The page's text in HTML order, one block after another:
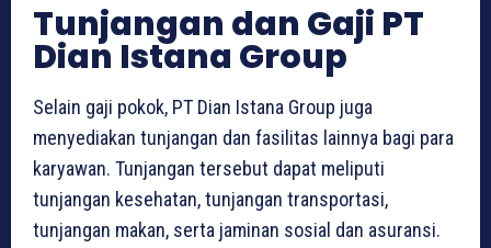
Tunjangan dan Gaji PT
Dian Istana Group
Selain gaji pokok, PT Dian Istana Group juga
menyediakan tunjangan dan fasilitas lainnya bagi para
karyawan. Tunjangan tersebut dapat meliputi
tunjangan kesehatan, tunjangan transportasi,
tunjangan makan, serta jaminan sosial dan asuransi.